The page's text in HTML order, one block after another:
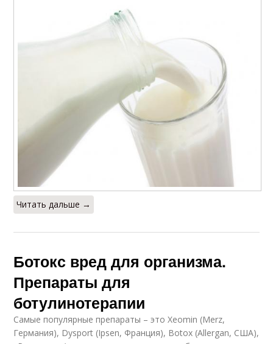
Читать дальше →
Ботокс вред для организма.
Препараты для
ботулинотерапии
Самые популярные препараты – это Xeomin (Merz,
Германия), Dysport (Ipsen, Франция), Botox (Allergan, США),